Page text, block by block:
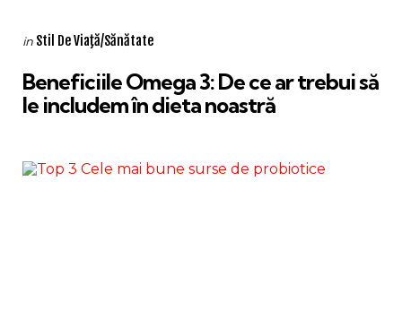
Categories
Posted
in Stil De Viaţă/Sănătate
Beneficiile Omega 3: De ce ar trebui să
le includem în dieta noastră